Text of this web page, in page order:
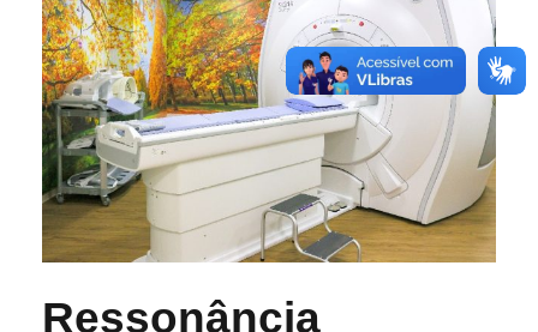
Ressonância